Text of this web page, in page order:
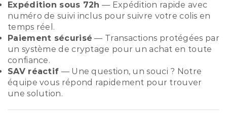
Expédition sous 72h — Expédition rapide avec
numéro de suivi inclus pour suivre votre colis en
temps réel.
Paiement sécurisé — Transactions protégées par
un système de cryptage pour un achat en toute
confiance.
SAV réactif — Une question, un souci ? Notre
équipe vous répond rapidement pour trouver
une solution.